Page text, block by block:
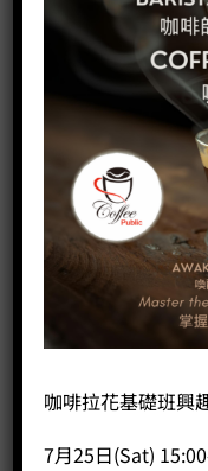
咖啡拉花基礎班興
7月25日(Sat)